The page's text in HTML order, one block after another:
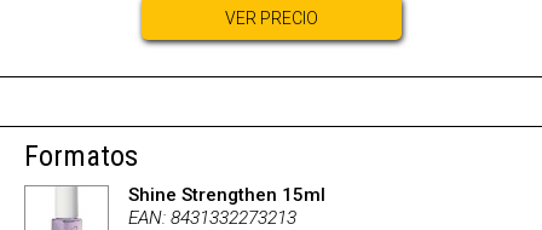
VER PRECIO
Formatos
Shine Strengthen 15ml
EAN: 8431332273213